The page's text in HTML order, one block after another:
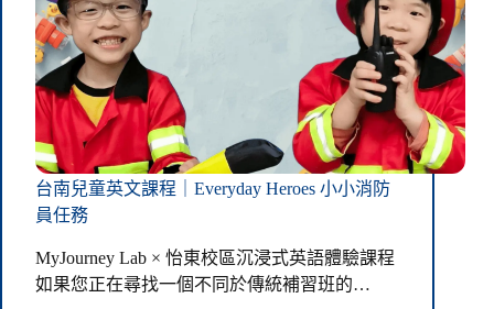
台南兒童英文課程｜Everyday Heroes 小小消防
員任務
MyJourney Lab × 怡東校區沉浸式英語體驗課程
如果您正在尋找一個不同於傳統補習班的…